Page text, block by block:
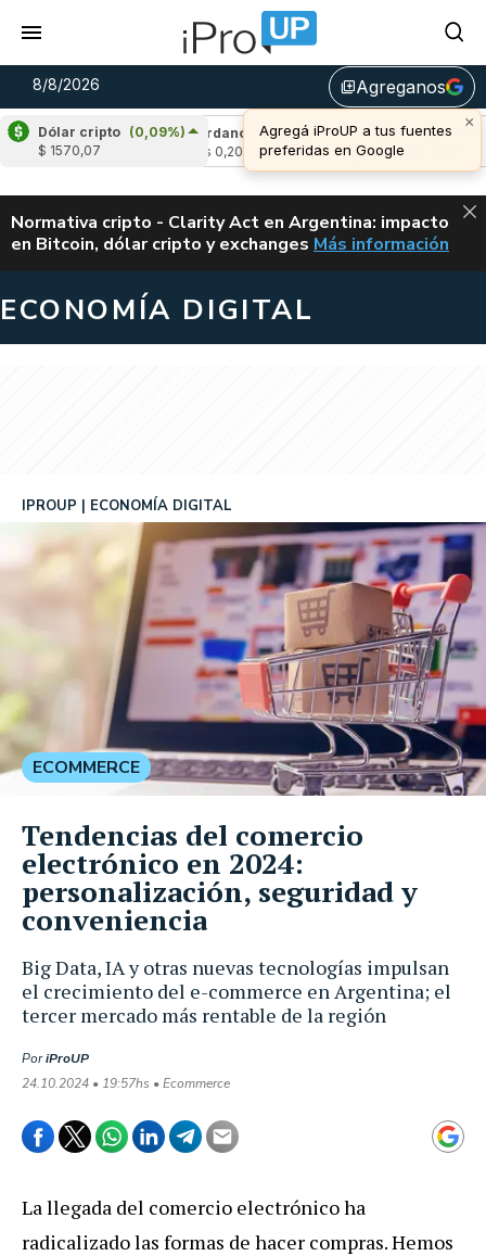
8/8/2026 library_addAgreganos
×
Agregá iProUP a tus fuentes
preferidas en Google
Dólar cripto (0,09%)
$ 1570,07
Cardano (-0,24%)
Avalanche
u$s 6,53
ALERTA
Normativa cripto - Clarity Act en Argentina: impacto
en Bitcoin, dólar cripto y exchanges CLARITY ACT EN
Más información
ECONOMÍA DIGITAL
Big Data, IA y otras nuevas tecnologías impulsan
el crecimiento del e-commerce en Argentina; el
tercer mercado más rentable de la región
IPROUP ECONOMÍA DIGITAL
PoriProUP
24.10.2024 • 19:57hs • Ecommerce
ECOMMERCE
Tendencias del comercio
electrónico en 2024:
personalización, seguridad y
conveniencia
La llegada del comercio electrónico ha
radicalizado las formas de hacer compras. Hemos